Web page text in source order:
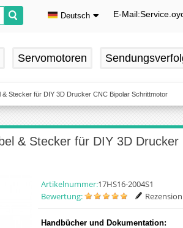
Deutsch
Deutsch
Español
E-
Servomotoren
Stecker für DIY 3D Drucker CNC Bipolar Schrittmotor
& Stecker für DIY 3D Drucker
Artikelnummer:17HS16-2004S1
Bewertung:
Handbücher und Dokumentation: